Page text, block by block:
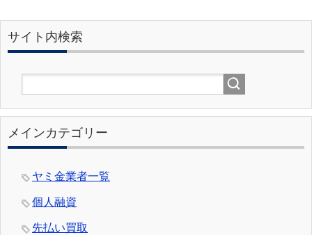
サイト内検索
メインカテゴリー
ヤミ金業者一覧
個人融資
先払い買取